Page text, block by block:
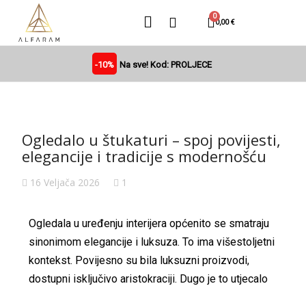
0,00 €
-10% Na sve! Kod: PROLJECE
Ogledalo u štukaturi – spoj povijesti,
elegancije i tradicije s modernošću
16 Veljača 2026 1
Ogledala u uređenju interijera općenito se smatraju
sinonimom elegancije i luksuza. To ima višestoljetni
kontekst. Povijesno su bila luksuzni proizvodi,
dostupni isključivo aristokraciji. Dugo je to utjecalo